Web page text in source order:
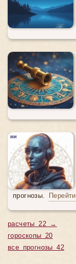
прогнозы. Перейти
расчеты 22 →
гороскопы 20
все прогнозы 42